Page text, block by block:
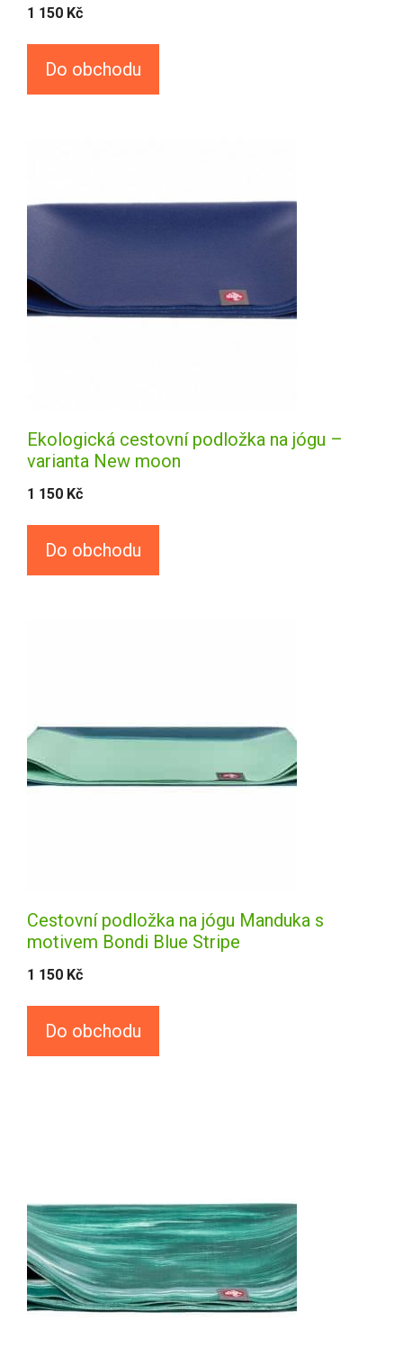
1 150 Kč
Do obchodu
Ekologická cestovní podložka na jógu –
varianta New moon
1 150 Kč
Do obchodu
Cestovní podložka na jógu Manduka s
motivem Bondi Blue Stripe
1 150 Kč
Do obchodu